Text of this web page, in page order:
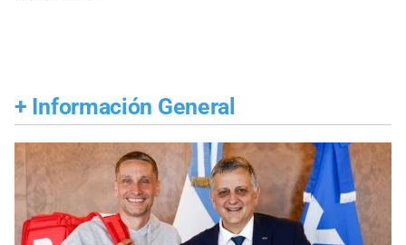
+ Información General